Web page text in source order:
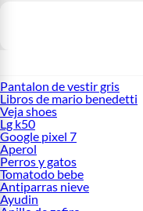
Pantalon de vestir gris
Libros de mario benedetti
Veja shoes
Lg k50
Google pixel 7
Aperol
Perros y gatos
Tomatodo bebe
Antiparras nieve
Ayudin